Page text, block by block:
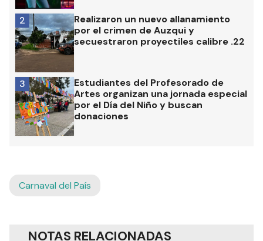
Realizaron un nuevo allanamiento
por el crimen de Auzqui y
secuestraron proyectiles calibre .22
2
Estudiantes del Profesorado de
Artes organizan una jornada especial
por el Día del Niño y buscan
donaciones
3
Carnaval del País
NOTAS RELACIONADAS